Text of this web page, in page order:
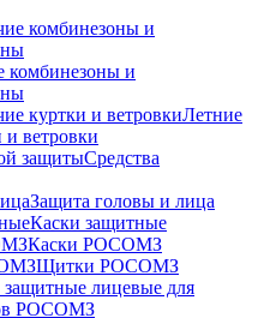
комбинезоны и
Летние
и ветровки
Средства
Защита головы и лица
Каски защитные
Каски РОСОМЗ
Щитки РОСОМЗ